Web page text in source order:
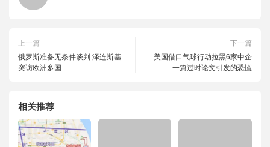
上一篇
俄罗斯准备无条件谈判 泽连斯基
突访欧洲多国
下一篇
美国借口气球行动拉黑6家中企
一篇过时论文引发的恐慌
相关推荐